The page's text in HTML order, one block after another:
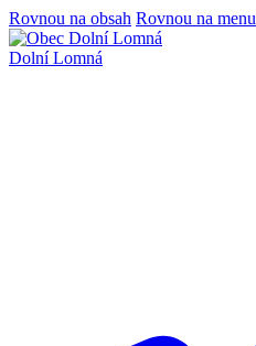
Rovnou na obsah Rovnou na menu
Dolní Lomná